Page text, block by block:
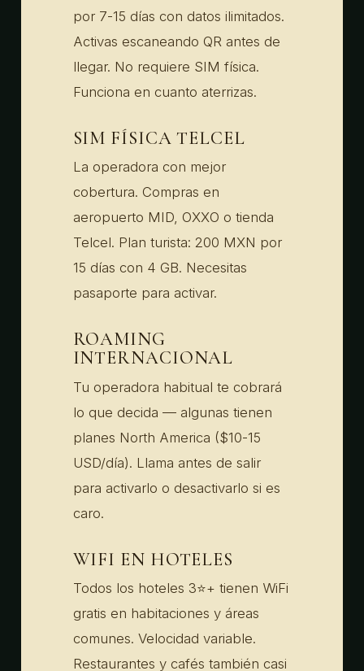
por 7-15 días con datos ilimitados.
Activas escaneando QR antes de
llegar. No requiere SIM física.
Funciona en cuanto aterrizas.
SIM FÍSICA TELCEL
La operadora con mejor
cobertura. Compras en
aeropuerto MID, OXXO o tienda
Telcel. Plan turista: 200 MXN por
15 días con 4 GB. Necesitas
pasaporte para activar.
ROAMING
INTERNACIONAL
Tu operadora habitual te cobrará
lo que decida — algunas tienen
planes North America ($10-15
USD/día). Llama antes de salir
para activarlo o desactivarlo si es
caro.
WIFI EN HOTELES
Todos los hoteles 3⭐+ tienen WiFi
gratis en habitaciones y áreas
comunes. Velocidad variable.
Restaurantes y cafés también casi